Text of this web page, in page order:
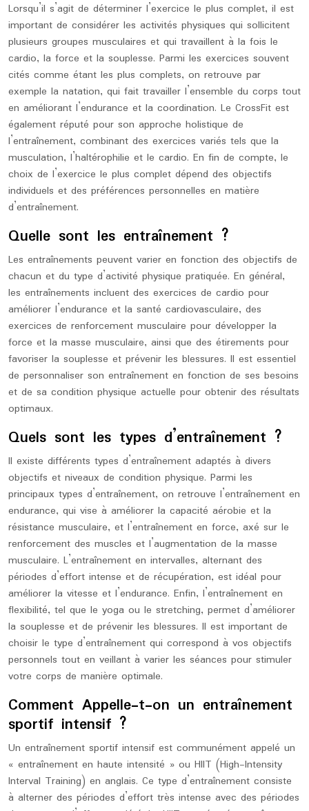
Lorsqu’il s’agit de déterminer l’exercice le plus complet, il est
important de considérer les activités physiques qui sollicitent
plusieurs groupes musculaires et qui travaillent à la fois le
cardio, la force et la souplesse. Parmi les exercices souvent
cités comme étant les plus complets, on retrouve par
exemple la natation, qui fait travailler l’ensemble du corps tout
en améliorant l’endurance et la coordination. Le CrossFit est
également réputé pour son approche holistique de
l’entraînement, combinant des exercices variés tels que la
musculation, l’haltérophilie et le cardio. En fin de compte, le
choix de l’exercice le plus complet dépend des objectifs
individuels et des préférences personnelles en matière
d’entraînement.
Quelle sont les entraînement ?
Les entraînements peuvent varier en fonction des objectifs de
chacun et du type d’activité physique pratiquée. En général,
les entraînements incluent des exercices de cardio pour
améliorer l’endurance et la santé cardiovasculaire, des
exercices de renforcement musculaire pour développer la
force et la masse musculaire, ainsi que des étirements pour
favoriser la souplesse et prévenir les blessures. Il est essentiel
de personnaliser son entraînement en fonction de ses besoins
et de sa condition physique actuelle pour obtenir des résultats
optimaux.
Quels sont les types d’entraînement ?
Il existe différents types d’entraînement adaptés à divers
objectifs et niveaux de condition physique. Parmi les
principaux types d’entraînement, on retrouve l’entraînement en
endurance, qui vise à améliorer la capacité aérobie et la
résistance musculaire, et l’entraînement en force, axé sur le
renforcement des muscles et l’augmentation de la masse
musculaire. L’entraînement en intervalles, alternant des
périodes d’effort intense et de récupération, est idéal pour
améliorer la vitesse et l’endurance. Enfin, l’entraînement en
flexibilité, tel que le yoga ou le stretching, permet d’améliorer
la souplesse et de prévenir les blessures. Il est important de
choisir le type d’entraînement qui correspond à vos objectifs
personnels tout en veillant à varier les séances pour stimuler
votre corps de manière optimale.
Comment Appelle-t-on un entraînement
sportif intensif ?
Un entraînement sportif intensif est communément appelé un
« entraînement en haute intensité » ou HIIT (High-Intensity
Interval Training) en anglais. Ce type d’entraînement consiste
à alterner des périodes d’effort très intense avec des périodes